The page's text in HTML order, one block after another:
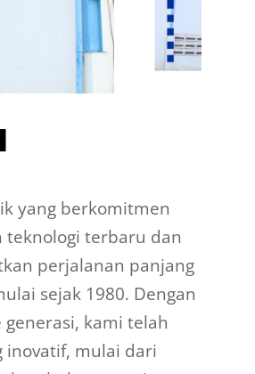
yang berkomitmen
terbaru dan
perjalanan panjang
sejak 1980. Dengan
kami telah
inovatif, mulai dari